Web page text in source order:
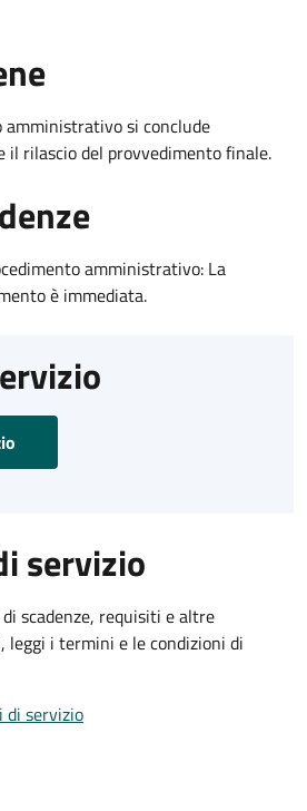
amministrativo si conclude
rilascio del provvedimento finale.
amministrativo: La
è immediata.
servizio
scadenze, requisiti e altre
i termini e le condizioni di
di servizio